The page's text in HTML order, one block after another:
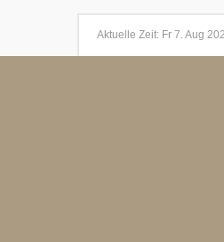
Aktuelle Zeit: Fr 7. Aug